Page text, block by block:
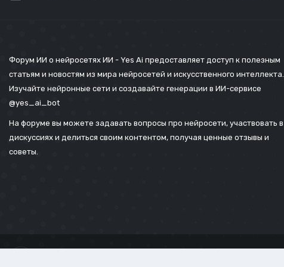
Форум ИИ о нейросетях ИИ - Yes Ai предоставляет доступ к полезным
статьям и новостям из мира нейросетей и искусственного интеллекта.
Изучайте нейронные сети и создавайте генерации в ИИ-сервисе
@yes_ai_bot
На форуме вы можете задавать вопросы про нейросети, участвовать в
дискуссиях и делиться своим контентом, получая ценные отзывы и
советы.